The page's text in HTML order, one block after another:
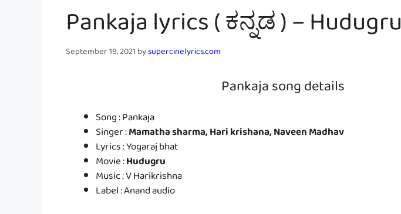
Pankaja lyrics ( ಕನ್ನಡ ) – Hudugru
September 19, 2021bysupercinelyrics.com
Pankaja song details
Song : Pankaja
Singer :Mamatha sharma, Hari krishana, Naveen Madhav
Lyrics : Yogaraj bhat
Movie :Hudugru
Music : V Harikrishna
Label : Anand audio